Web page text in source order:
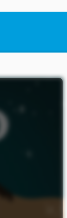
s'ouvrira dans